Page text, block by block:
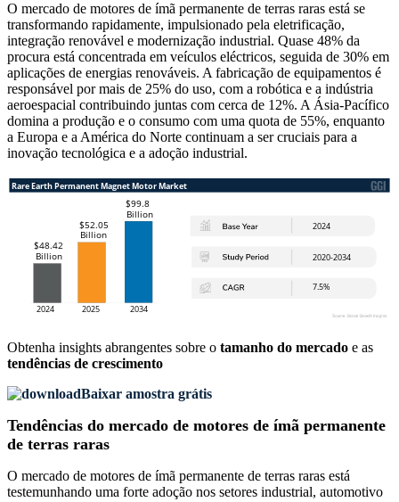
O mercado de motores de ímã permanente de terras raras está se
transformando rapidamente, impulsionado pela eletrificação,
integração renovável e modernização industrial. Quase 48% da
procura está concentrada em veículos eléctricos, seguida de 30% em
aplicações de energias renováveis. A fabricação de equipamentos é
responsável por mais de 25% do uso, com a robótica e a indústria
aeroespacial contribuindo juntas com cerca de 12%. A Ásia-Pacífico
domina a produção e o consumo com uma quota de 55%, enquanto
a Europa e a América do Norte continuam a ser cruciais para a
inovação tecnológica e a adoção industrial.
Obtenha insights abrangentes sobre o tamanho do mercado e as
tendências de crescimento
Baixar amostra grátis
Tendências do mercado de motores de ímã permanente
de terras raras
O mercado de motores de ímã permanente de terras raras está
testemunhando uma forte adoção nos setores industrial, automotivo